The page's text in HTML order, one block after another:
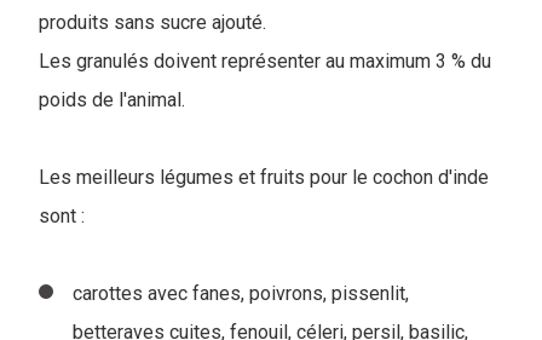
produits sans sucre ajouté.
Les granulés doivent représenter au maximum 3 % du
poids de l'animal.
Les meilleurs légumes et fruits pour le cochon d'inde
sont :
carottes avec fanes, poivrons, pissenlit,
betteraves cuites, fenouil, céleri, persil, basilic,